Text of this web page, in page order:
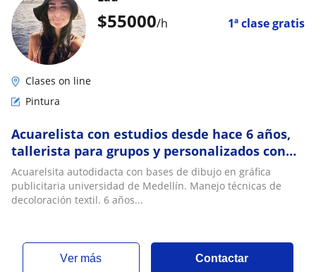
$55000/h 1ª clase gratis
Clases on line
Pintura
Acuarelista con estudios desde hace 6 años,
tallerista para grupos y personalizados con
enfoque de emprendimiento. Arte funcional
Acuarelsita autodidacta con bases de dibujo en gráfica
publicitaria universidad de Medellín. Manejo técnicas de
decoloración textil. 6 años...
ver más Contactar